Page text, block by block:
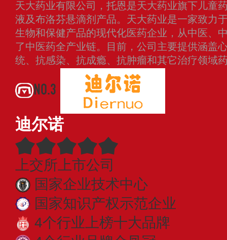
天大药业有限公司，托恩是天大药业旗下儿童
液及布洛芬悬滴剂产品。天大药业是一家致力
生物和保健产品的现代化医药企业，从中医、
了中医药全产业链。目前，公司主要提供涵盖
统、抗感染、抗成瘾、抗肿瘤和其它治疗领域
NO.3
迪尔诺
上交所上市公司
国家企业技术中心
国家知识产权示范企业
4个行业上榜十大品牌